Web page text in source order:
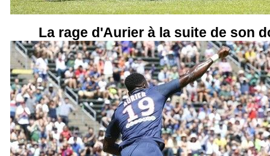
La rage d'Aurier à la suite de son